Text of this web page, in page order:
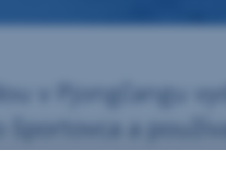
v Pjongčangu
a